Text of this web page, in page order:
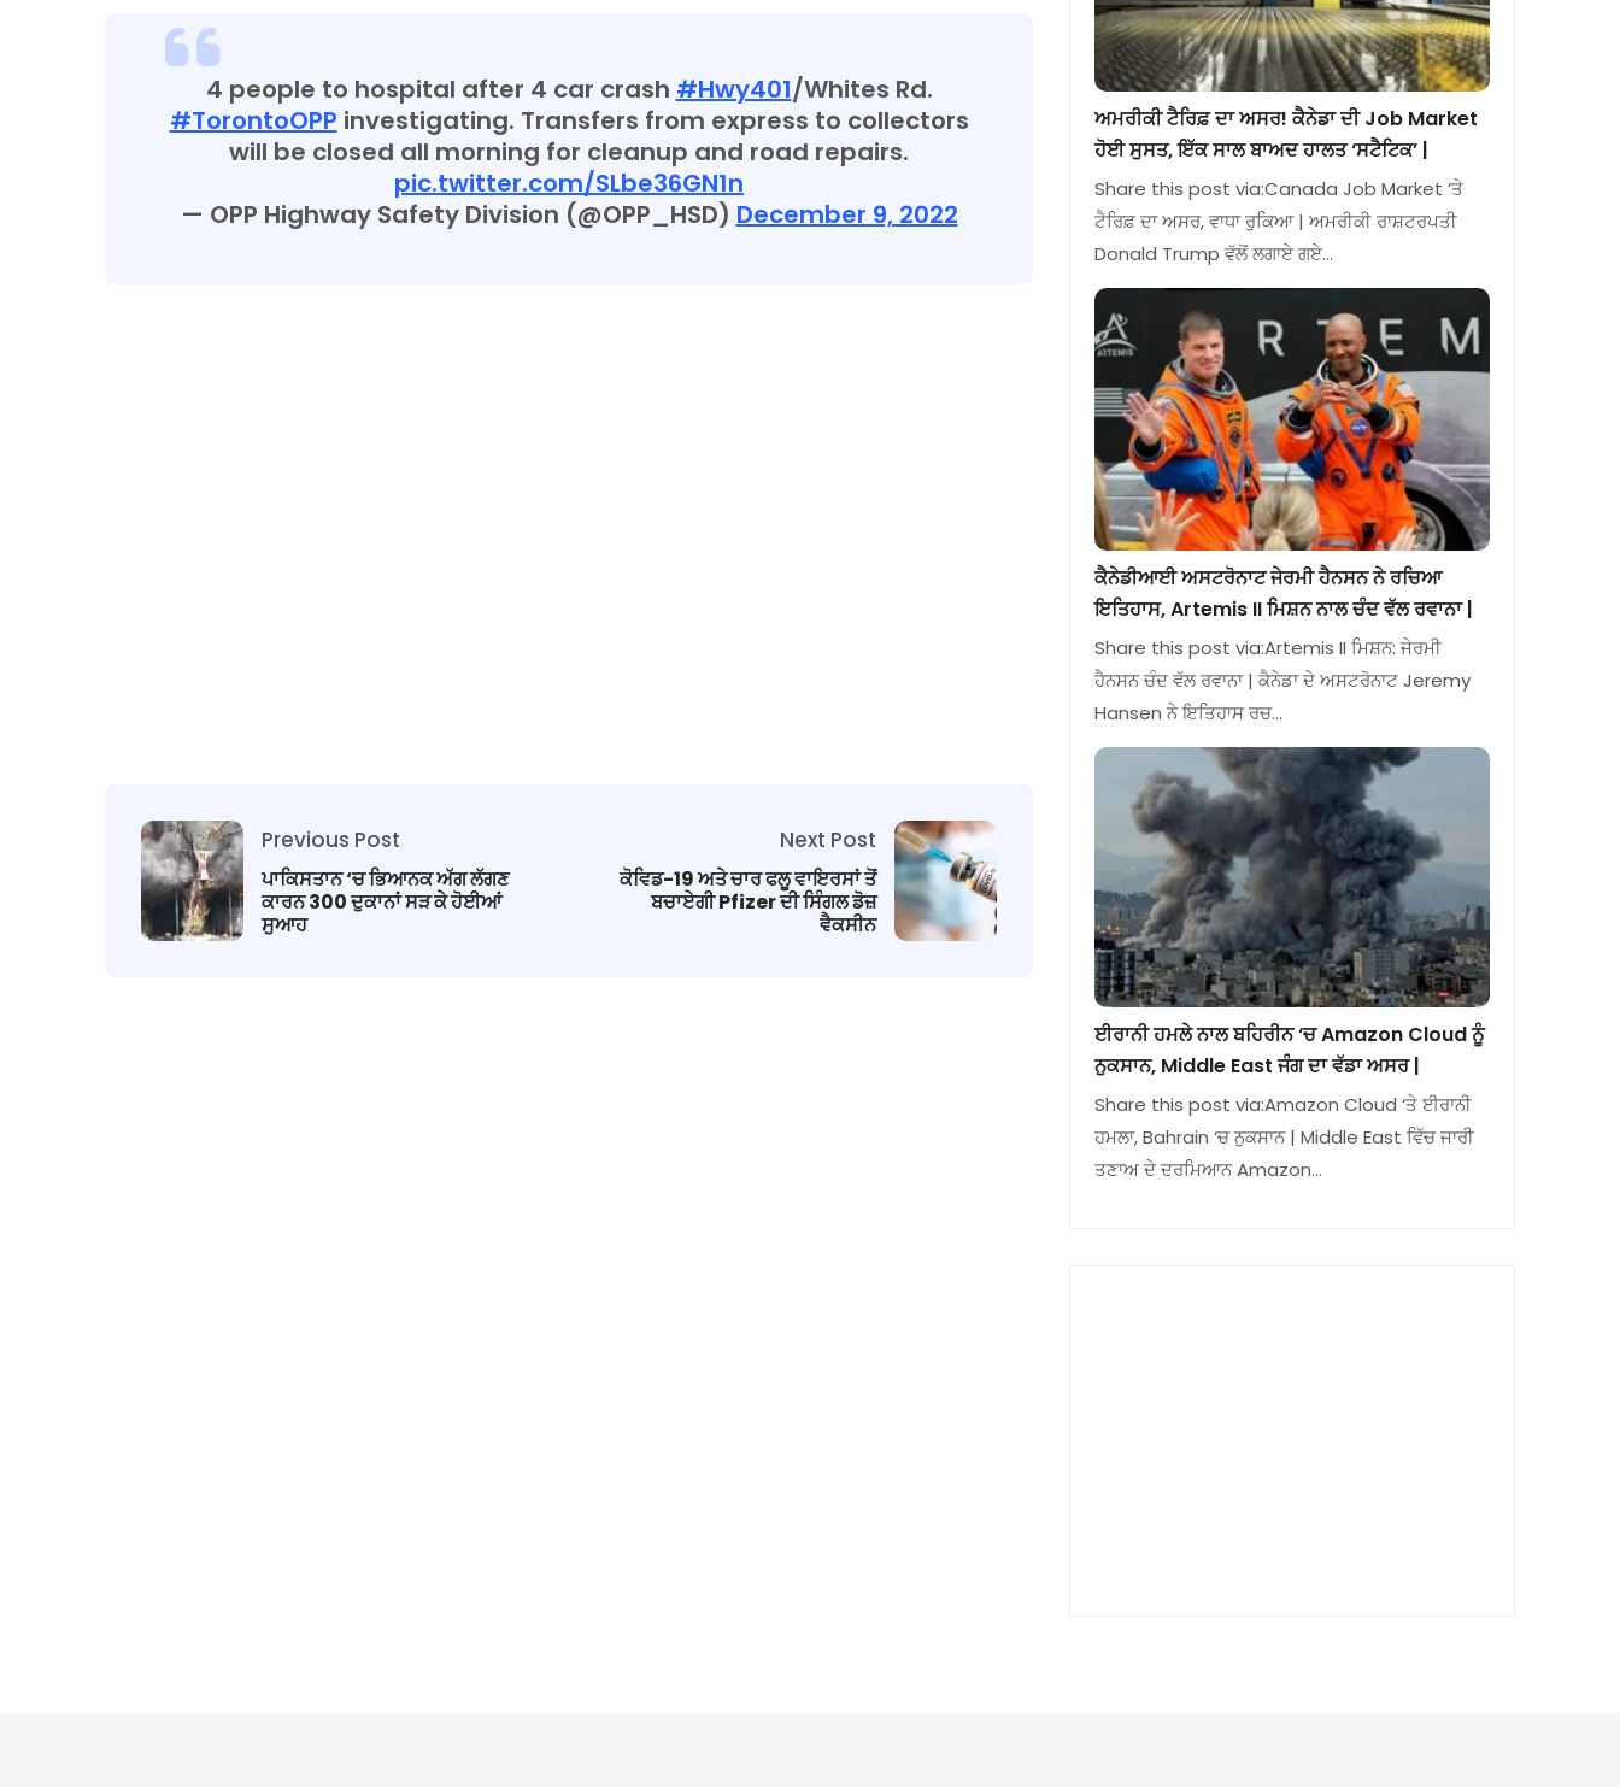
4 people to hospital after 4 car crash #Hwy401/Whites Rd.
#TorontoOPP investigating. Transfers from express to collectors
will be closed all morning for cleanup and road repairs.
pic.twitter.com/SLbe36GN1n
— OPP Highway Safety Division (@OPP_HSD) December 9, 2022
Previous Post
ਪਾਕਿਸਤਾਨ ‘ਚ ਭਿਆਨਕ ਅੱਗ ਲੱਗਣ
ਕਾਰਨ 300 ਦੁਕਾਨਾਂ ਸੜ ਕੇ ਹੋਈਆਂ
ਸੁਆਹ
Next Post
ਕੋਵਿਡ-19 ਅਤੇ ਚਾਰ ਫਲੂ ਵਾਇਰਸਾਂ ਤੋਂ
ਬਚਾਏਗੀ Pfizer ਦੀ ਸਿੰਗਲ ਡੋਜ਼
ਵੈਕਸੀਨ
ਅਮਰੀਕੀ ਟੈਰਿਫ਼ ਦਾ ਅਸਰ! ਕੈਨੇਡਾ ਦੀ Job Market
ਹੋਈ ਸੁਸਤ, ਇੱਕ ਸਾਲ ਬਾਅਦ ਹਾਲਤ ‘ਸਟੈਟਿਕ’ |
Share this post via:Canada Job Market ‘ਤੇ
ਟੈਰਿਫ਼ ਦਾ ਅਸਰ, ਵਾਧਾ ਰੁਕਿਆ | ਅਮਰੀਕੀ ਰਾਸ਼ਟਰਪਤੀ
Donald Trump ਵੱਲੋਂ ਲਗਾਏ ਗਏ…
ਕੈਨੇਡੀਆਈ ਅਸਟਰੋਨਾਟ ਜੇਰਮੀ ਹੈਨਸਨ ਨੇ ਰਚਿਆ
ਇਤਿਹਾਸ, Artemis II ਮਿਸ਼ਨ ਨਾਲ ਚੰਦ ਵੱਲ ਰਵਾਨਾ |
Share this post via:Artemis II ਮਿਸ਼ਨ: ਜੇਰਮੀ
ਹੈਨਸਨ ਚੰਦ ਵੱਲ ਰਵਾਨਾ | ਕੈਨੇਡਾ ਦੇ ਅਸਟਰੋਨਾਟ Jeremy
Hansen ਨੇ ਇਤਿਹਾਸ ਰਚ…
ਈਰਾਨੀ ਹਮਲੇ ਨਾਲ ਬਹਿਰੀਨ ‘ਚ Amazon Cloud ਨੂੰ
ਨੁਕਸਾਨ, Middle East ਜੰਗ ਦਾ ਵੱਡਾ ਅਸਰ |
Share this post via:Amazon Cloud ‘ਤੇ ਈਰਾਨੀ
ਹਮਲਾ, Bahrain ‘ਚ ਨੁਕਸਾਨ | Middle East ਵਿੱਚ ਜਾਰੀ
ਤਣਾਅ ਦੇ ਦਰਮਿਆਨ Amazon…